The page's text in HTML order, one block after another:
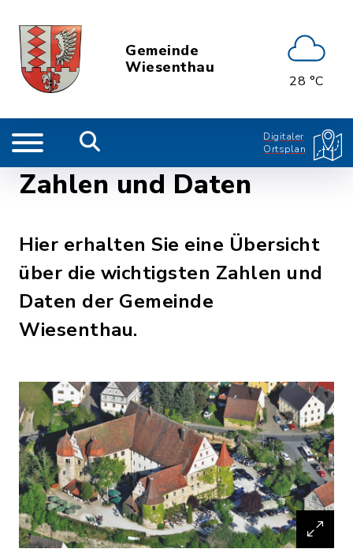
Gemeinde
Wiesenthau
28 °C
Digitaler
Ortsplan
Zahlen und Daten
Hier erhalten Sie eine Übersicht
über die wichtigsten Zahlen und
Daten der Gemeinde
Wiesenthau.